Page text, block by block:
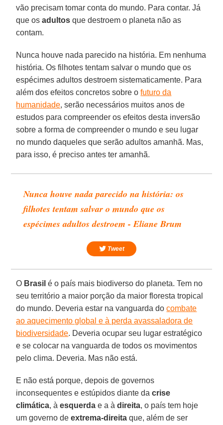
vão precisam tomar conta do mundo. Para contar. Já
que osadultos que destroem o planeta não as
contam.
Nunca houve nada parecido na história. Em nenhuma
história. Os filhotes tentam salvar o mundo que os
espécimes adultos destroem sistematicamente. Para
além dos efeitos concretos sobre ofuturo da
humanidade, serão necessários muitos anos de
estudos para compreender os efeitos desta inversão
sobre a forma de compreender o mundo e seu lugar
no mundo daqueles que serão adultos amanhã. Mas,
para isso, é preciso antes ter amanhã.
Nunca houve nada parecido na história: os
filhotes tentam salvar o mundo que os
espécimes adultos destroem - Eliane Brum
Tweet
O Brasil é o país mais biodiverso do planeta. Tem no
seu território a maior porção da maior floresta tropical
do mundo. Deveria estar na vanguarda docombate
ao aquecimento global e à perda avassaladora de
biodiversidade. Deveria ocupar seu lugar estratégico
e se colocar na vanguarda de todos os movimentos
pelo clima. Deveria. Mas não está.
E não está porque, depois de governos
inconsequentes e estúpidos diante dacrise
climática, àesquerda e a àdireita, o país tem hoje
um governo deextrema-direita que, além de ser